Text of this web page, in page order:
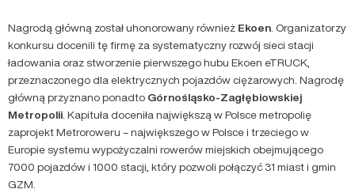
Nagrodą główną został uhonorowany również Ekoen. Organizatorzy
konkursu docenili tę firmę za systematyczny rozwój sieci stacji
ładowania oraz stworzenie pierwszego hubu Ekoen eTRUCK,
przeznaczonego dla elektrycznych pojazdów ciężarowych. Nagrodę
główną przyznano ponadto Górnośląsko-Zagłębiowskiej
Metropolii. Kapituła doceniła największą w Polsce metropolię
zaprojekt Metroroweru – największego w Polsce i trzeciego w
Europie systemu wypożyczalni rowerów miejskich obejmującego
7000 pojazdów i 1000 stacji, który pozwoli połączyć 31 miast i gmin
GZM.